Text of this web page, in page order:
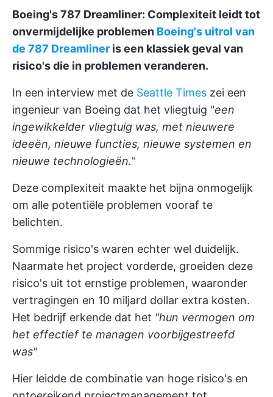
Boeing's 787 Dreamliner: Complexiteit leidt tot
onvermijdelijke problemen Boeing's uitrol van
de 787 Dreamliner is een klassiek geval van
risico's die in problemen veranderen.
In een interview met de Seattle Times zei een
ingenieur van Boeing dat het vliegtuig "een
ingewikkelder vliegtuig was, met nieuwere
ideeën, nieuwe functies, nieuwe systemen en
nieuwe technologieën."
Deze complexiteit maakte het bijna onmogelijk
om alle potentiële problemen vooraf te
belichten.
Sommige risico's waren echter wel duidelijk.
Naarmate het project vorderde, groeiden deze
risico's uit tot ernstige problemen, waaronder
vertragingen en 10 miljard dollar extra kosten.
Het bedrijf erkende dat het "hun vermogen om
het effectief te managen voorbijgestreefd
was"
Hier leidde de combinatie van hoge risico's en